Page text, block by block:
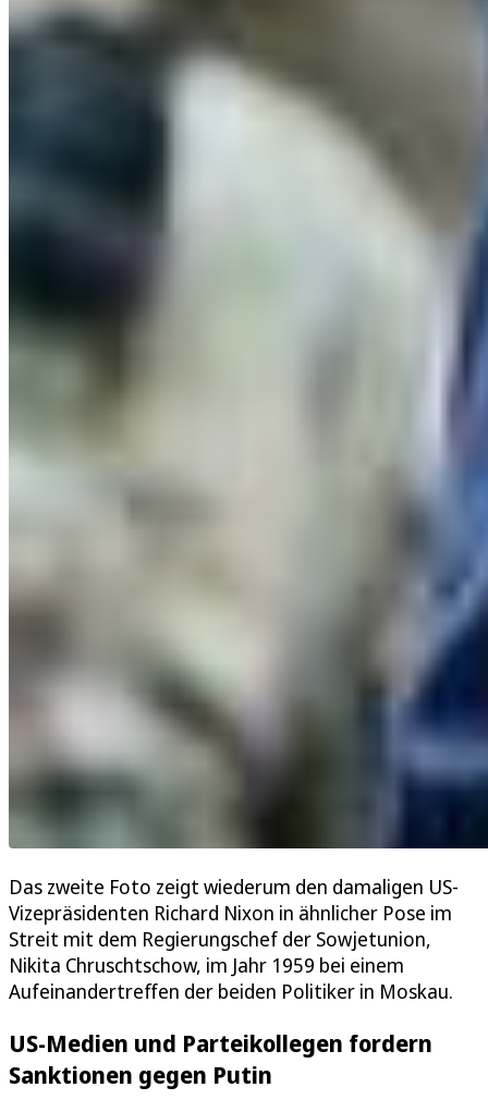
Das zweite Foto zeigt wiederum den damaligen US-
Vizepräsidenten Richard Nixon in ähnlicher Pose im
Streit mit dem Regierungschef der Sowjetunion,
Nikita Chruschtschow, im Jahr 1959 bei einem
Aufeinandertreffen der beiden Politiker in Moskau.
US-Medien und Parteikollegen fordern
Sanktionen gegen Putin